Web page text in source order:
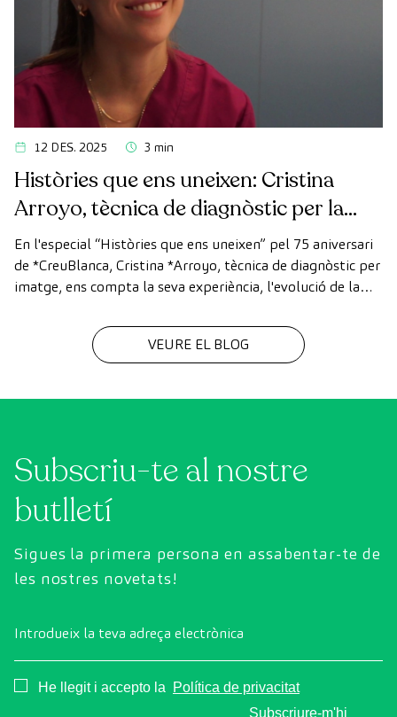
12 DES. 2025 3 min
Històries que ens uneixen: Cristina
Arroyo, tècnica de diagnòstic per la
imatge
En l'especial “Històries que ens uneixen” pel 75 aniversari
de *CreuBlanca, Cristina *Arroyo, tècnica de diagnòstic per
imatge, ens compta la seva experiència, l'evolució de la
cada diagnòstic
VEURE EL BLOG
Subscriu-te al nostre
butlletí
Sigues la primera persona en assabentar-te de
les nostres novetats!
Introdueix la teva adreça electrònica
Consentimiento
He llegit i accepto la
Política de privacitat
Subscriure-m'hi